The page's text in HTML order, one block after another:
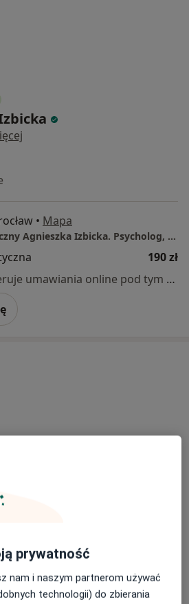
• Mapa
Gabinet Specjalistyczny Agnieszka Izbicka. Psycholog, Dietetyk, Psychodietetyk.
190 zł
Specjalista nie oferuje umawiania online pod tym adresem.
Ovo), Wrocław
prywatność
nam i naszym partnerom używać
technologii) do zbierania